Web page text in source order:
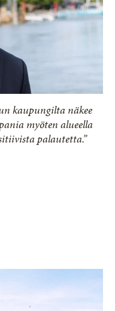
kaupungilta näkee
myöten alueella
palautetta.”